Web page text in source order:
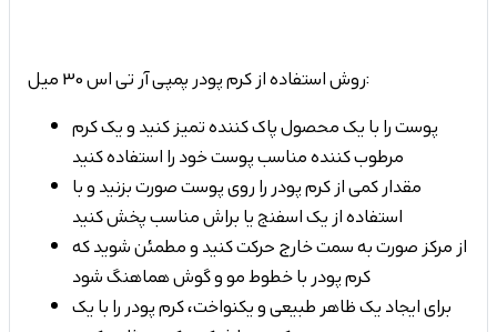
روش استفاده از کرم پودر پمپی آر تی اس 30 میل:
پوست را با یک محصول پاک کننده تمیز کنید و یک کرم
مرطوب کننده مناسب پوست خود را استفاده کنید
مقدار کمی از کرم پودر را روی پوست صورت بزنید و با
استفاده از یک اسفنج یا براش مناسب پخش کنید
از مرکز صورت به سمت خارج حرکت کنید و مطمئن شوید که
کرم پودر با خطوط مو و گوش هماهنگ شود
برای ایجاد یک ظاهر طبیعی و یکنواخت، کرم پودر را با یک